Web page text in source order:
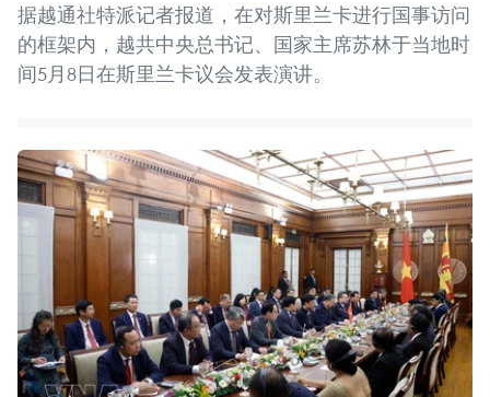
据越通社特派记者报道，在对斯里兰卡进行国事访问
的框架内，越共中央总书记、国家主席苏林于当地时
间5月8日在斯里兰卡议会发表演讲。